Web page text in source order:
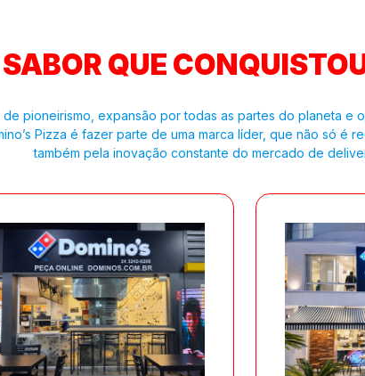
QUE
pioneirismo, expansão por todas as partes do planeta
Pizza é fazer parte de uma marca líder, que não só
também pela inovação constante do mercado de